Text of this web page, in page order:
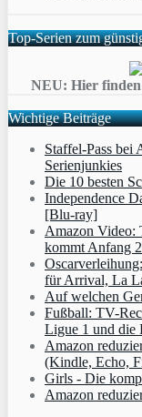
Top-Serien zum
NEU: Hier finden
Wichtige Beiträge
Staffel-Pass bei
Serienjunkies
Die 10 besten
Independence
[Blu-ray]
Amazon Video:
kommt Anfang
für Arrival, La
Auf welchen
Fußball: TV-
Ligue 1 und die
Amazon
(Kindle, Echo,
Girls - Die
Amazon